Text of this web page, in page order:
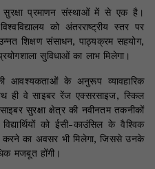
सुरक्षा प्रमाणन संस्थाओं में से एक है।
को अंतरराष्ट्रीय स्तर पर
उन्नत शिक्षण संसाधन, पाठ्यक्रम सहयोग,
सुविधाओं का लाभ मिलेगा।
की आवश्यकताओं के अनुरूप व्यावहारिक
ही वे साइबर रेंज एक्सरसाइज, स्किल
सुरक्षा क्षेत्र की नवीनतम तकनीकों
को ईसी-काउंसिल के वैश्विक
करने का अवसर भी मिलेगा, जिससे उनके
मजबूत होंगी।